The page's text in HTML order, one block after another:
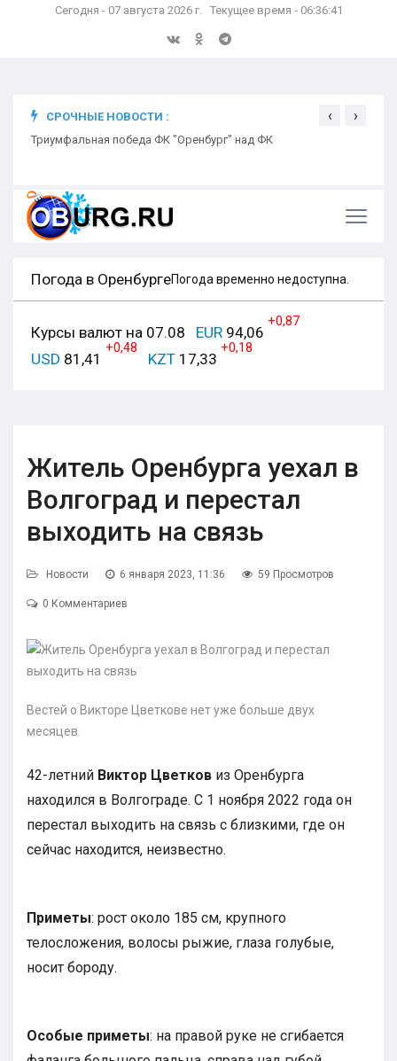
Сегодня - 07 августа 2026 г. Текущее время - 06:36:42
СРОЧНЫЕ НОВОСТИ :
Триумфальная победа ФК "Оренбург" над ФК
‹ ›
Погода в ОренбургеПогода временно недоступна.
Курсы валют на 07.08 EUR 94,06
+0,87
USD 81,41
+0,48
KZT 17,33
+0,18
Житель Оренбурга уехал в
Волгоград и перестал
выходить на связь
Новости 6 января 2023, 11:36 59 Просмотров
0 Комментариев
Вестей о Викторе Цветкове нет уже больше двух
месяцев.
42-летний Виктор Цветков из Оренбурга
находился в Волгограде. С 1 ноября 2022 года он
перестал выходить на связь с близкими, где он
сейчас находится, неизвестно.
Приметы: рост около 185 см, крупного
телосложения, волосы рыжие, глаза голубые,
носит бороду.
Особые приметы: на правой руке не сгибается